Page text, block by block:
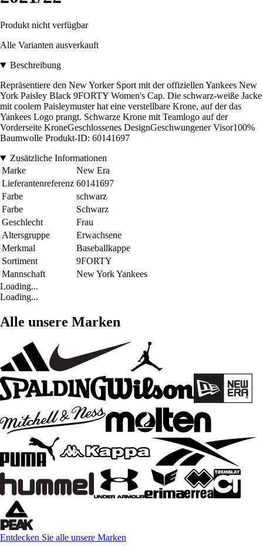
Produkt nicht verfügbar
Alle Varianten ausverkauft
Beschreibung
Repräsentiere den New Yorker Sport mit der offiziellen Yankees New
York Paisley Black 9FORTY Women's Cap. Die schwarz-weiße Jacke
mit coolem Paisleymuster hat eine verstellbare Krone, auf der das
Yankees Logo prangt. Schwarze Krone mit Teamlogo auf der
Vorderseite KroneGeschlossenes DesignGeschwungener Visor100%
Baumwolle Produkt-ID: 60141697
Zusätzliche Informationen
Marke
New Era
Lieferantenreferenz 60141697
Farbe
schwarz
Farbe
Schwarz
Geschlecht
Frau
Altersgruppe
Erwachsene
Merkmal
Baseballkappe
Sortiment
9FORTY
Mannschaft
New York Yankees
Loading...
Loading...
Alle unsere Marken
Entdecken Sie alle unsere Marken